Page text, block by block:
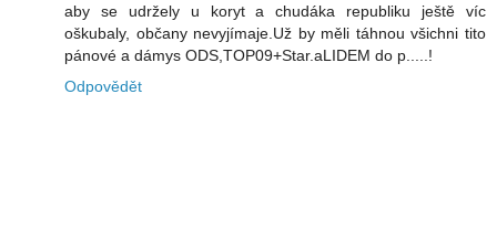
aby se udržely u koryt a chudáka republiku ještě víc
oškubaly, občany nevyjímaje.Už by měli táhnou všichni tito
pánové a dámys ODS,TOP09+Star.aLIDEM do p.....!
Odpovědět